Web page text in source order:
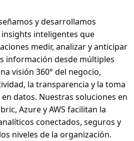
y desarrollamos
inteligentes que
medir, analizar y anticipar
información desde múltiples
visión 360° del negocio,
la transparencia y la toma
datos. Nuestras soluciones en
Azure y AWS facilitan la
conectados, seguros y
niveles de la organización.